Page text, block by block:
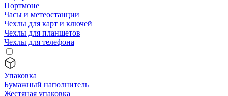
Портмоне
Часы и метеостанции
Чехлы для карт и ключей
Чехлы для планшетов
Чехлы для телефона
Упаковка
Бумажный наполнитель
Жестяная упаковка